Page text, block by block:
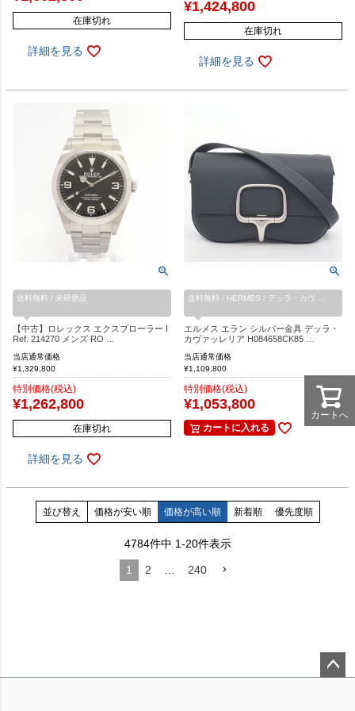
在庫切れ
詳細を見る
¥1,424,800
在庫切れ
詳細を見る
送料無料 / 未研磨品
【中古】ロレックス エクスプローラー I
Ref. 214270 メンズ RO …
当店通常価格
¥1,329,800
特別価格(税込)
¥1,262,800
在庫切れ
詳細を見る
送料無料 / HERMES / デッラ・カヴ …
エルメス エラン シルバー金具 デッラ・
カヴァッレリア H084658CK85 …
当店通常価格
¥1,109,800
特別価格(税込)
¥1,053,800
カートに入れる
並び替え 価格が安い順 価格が高い順 新着順 優先度順
4784件中 1-20件表示
1 2 240
カートへ